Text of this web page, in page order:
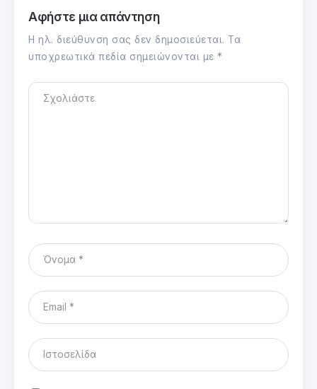
Αφήστε μια απάντηση
Η ηλ. διεύθυνση σας δεν δημοσιεύεται. Τα
υποχρεωτικά πεδία σημειώνονται με *